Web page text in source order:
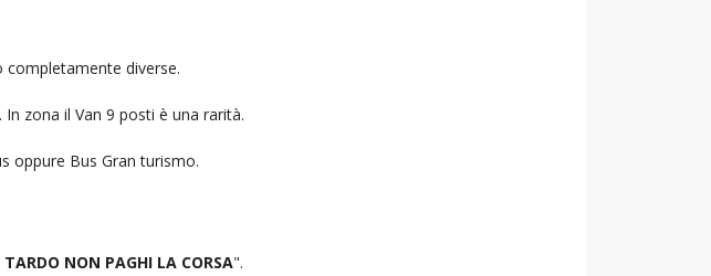
diverse.
zona il Van 9 posti è una rarità.
oppure Bus Gran turismo.
TARDO NON PAGHI LA CORSA".